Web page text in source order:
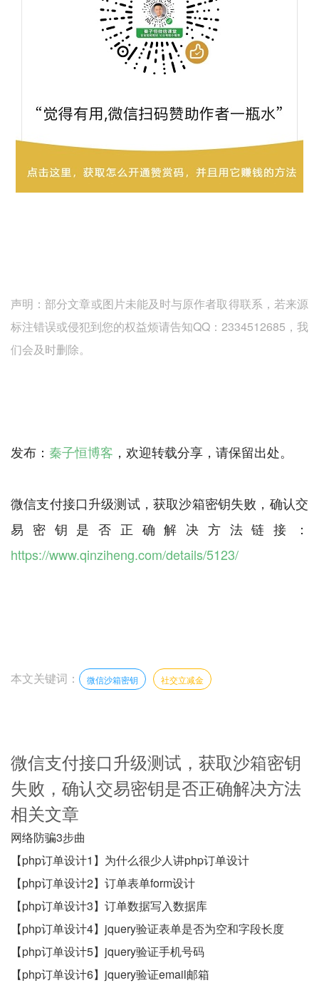
声明：部分文章或图片未能及时与原作者取得联系，若来源
标注错误或侵犯到您的权益烦请告知QQ：2334512685，我
们会及时删除。
发布： 秦子恒博客 ，欢迎转载分享，请保留出处。
微信支付接口升级测试，获取沙箱密钥失败，确认交
易密钥是否正确解决方法链接：
https://www.qinziheng.com/details/5123/
本文关键词： 微信沙箱密钥 社交立减金
微信支付接口升级测试，获取沙箱密钥
失败，确认交易密钥是否正确解决方法
相关文章
网络防骗3步曲
【php订单设计1】为什么很少人讲php订单设计
【php订单设计2】订单表单form设计
【php订单设计3】订单数据写入数据库
【php订单设计4】jquery验证表单是否为空和字段长度
【php订单设计5】jquery验证手机号码
【php订单设计6】jquery验证email邮箱